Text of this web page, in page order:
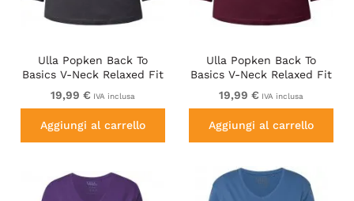
Ulla Popken Back To
Basics V-Neck Relaxed Fit
Cotton Tee Charcoal Grey
Melange
19,99 € IVA inclusa
Aggiungi al carrello
Ulla Popken Back To
Basics V-Neck Relaxed Fit
Cotton Tee Dark Berry
19,99 € IVA inclusa
Aggiungi al carrello